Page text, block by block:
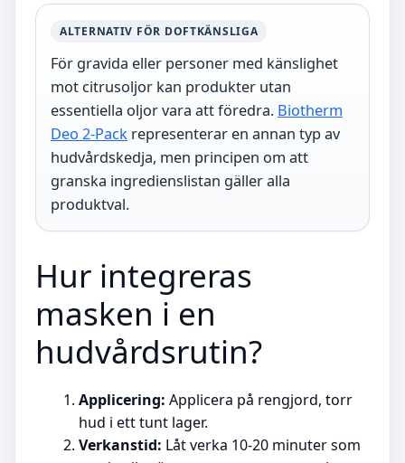
ALTERNATIV FÖR DOFTKÄNSLIGA
För gravida eller personer med känslighet
mot citrusoljor kan produkter utan
essentiella oljor vara att föredra. Biotherm
Deo 2-Pack representerar en annan typ av
hudvårdskedja, men principen om att
granska ingredienslistan gäller alla
produktval.
Hur integreras
masken i en
hudvårdsrutin?
Applicering: Applicera på rengjord, torr
hud i ett tunt lager.
Verkanstid: Låt verka 10-20 minuter som